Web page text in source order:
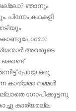
ഞാനും
കഥകളി
അവരുടെ
കൊണ്ട്
പോയ ഒരു
കാര്യമാ നമ്മൾ
ഗോപിക്കുട്ടനു
കാര്യമല്ല.